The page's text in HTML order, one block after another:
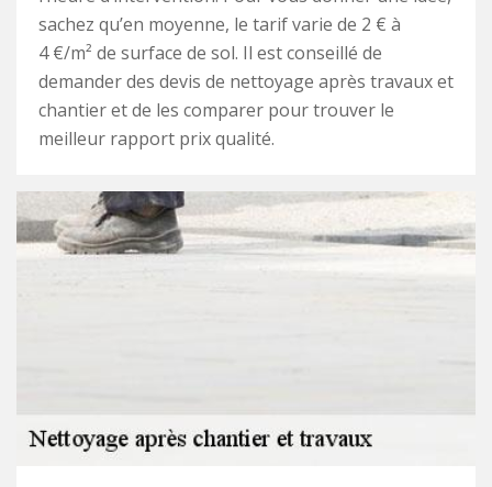
sachez qu’en moyenne, le tarif varie de 2 € à
4 €/m² de surface de sol. Il est conseillé de
demander des devis de nettoyage après travaux et
chantier et de les comparer pour trouver le
meilleur rapport prix qualité.